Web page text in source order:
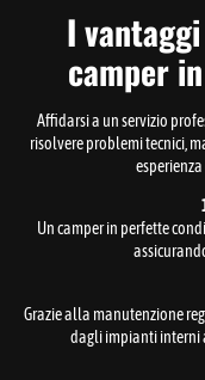
I
camper
Affidarsi a un servizio
risolvere problemi tecnici,
Un camper in perfette
Grazie alla manutenzione
dagli impianti interni